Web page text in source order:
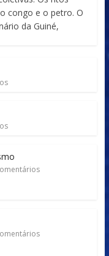
congo e o petro. O
da Guiné,